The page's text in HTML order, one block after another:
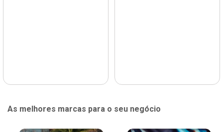
As melhores marcas para o seu negócio